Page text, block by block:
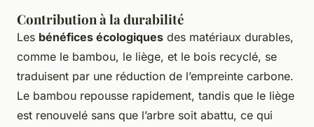
Contribution à la durabilité
Les bénéfices écologiques des matériaux durables,
comme le bambou, le liège, et le bois recyclé, se
traduisent par une réduction de l’empreinte carbone.
Le bambou repousse rapidement, tandis que le liège
est renouvelé sans que l’arbre soit abattu, ce qui